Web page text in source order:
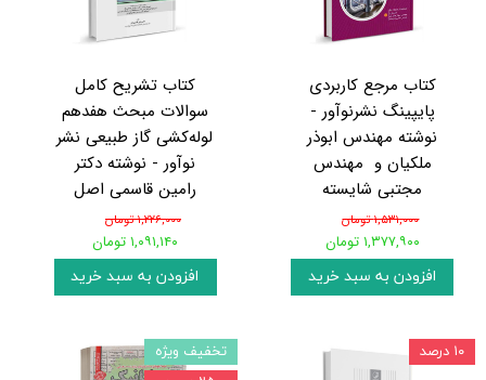
کتاب مرجع کاربردی
پایپینگ نشرنوآور -
نوشته مهندس ابوذر
ملکیان و مهندس
مجتبی شایسته
۱,۵۳۱,۰۰۰ تومان
۱,۳۷۷,۹۰۰ تومان
افزودن به سبد خرید
کتاب تشریح کامل
سوالات مبحث هفدهم
لوله‌کشی گاز طبیعی نشر
نوآور - نوشته دکتر
رامین قاسمی اصل
۱,۲۲۶,۰۰۰ تومان
۱,۰۹۱,۱۴۰ تومان
افزودن به سبد خرید
۱۰ درصد
تخفیف ویژه